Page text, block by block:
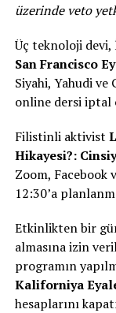
üzerinde veto
Üç teknoloji devi,
San Francisco
Siyahi, Yahudi ve
online dersi iptal
Filistinli aktivist
Hikayesi?:
Zoom, Facebook
12:30’a
Etkinlikten bir
almasına izin
programın
Kaliforniya
hesaplarını